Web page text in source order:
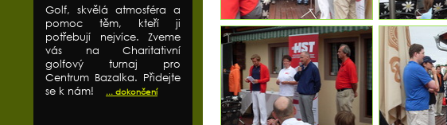
Golf, skvělá atmosféra a
pomoc těm, kteří ji
potřebují nejvíce. Zveme
vás na Charitativní
golfový turnaj pro
Centrum Bazalka. Přidejte
se k nám!
... dokončení